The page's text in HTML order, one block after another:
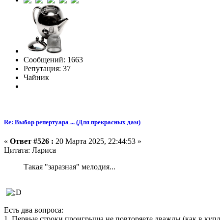
Сообщений: 1663
Репутация: 37
Чайник
Re: Выбор репертуара ... (Для прекрасных дам)
« Ответ #526 : 20 Марта 2025, 22:44:53 »
Цитата: Лариса
Такая "заразная" мелодия...
Есть два вопроса: